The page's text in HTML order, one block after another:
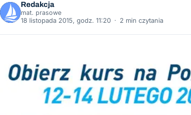
Redakcja
mat. prasowe
18 listopada 2015, godz. 11:20 · 2 min czytania